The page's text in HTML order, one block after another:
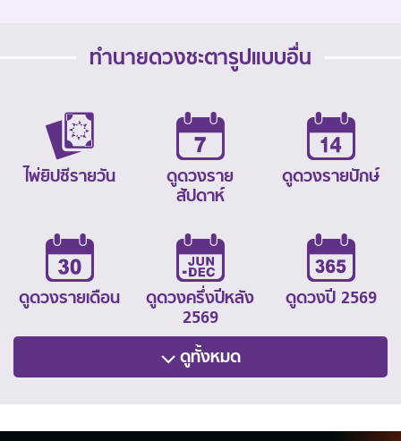
ทำนายดวงชะตารูปแบบอื่น
ไพ่ยิปซีรายวัน
ดูดวงราย
สัปดาห์
ดูดวงรายปักษ์
ดูดวงรายเดือน
ดูดวงครึ่งปีหลัง
2569
ดูดวงปี 2569
ดูทั้งหมด